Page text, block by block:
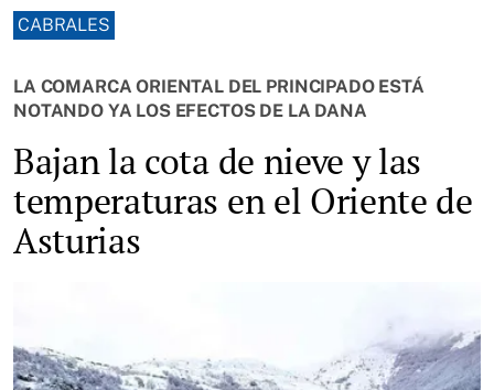
CABRALES
LA COMARCA ORIENTAL DEL PRINCIPADO ESTÁ
NOTANDO YA LOS EFECTOS DE LA DANA
Bajan la cota de nieve y las
temperaturas en el Oriente de
Asturias